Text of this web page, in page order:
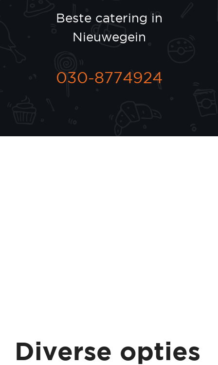
Beste catering in
Nieuwegein
030-8774924
Diverse opties